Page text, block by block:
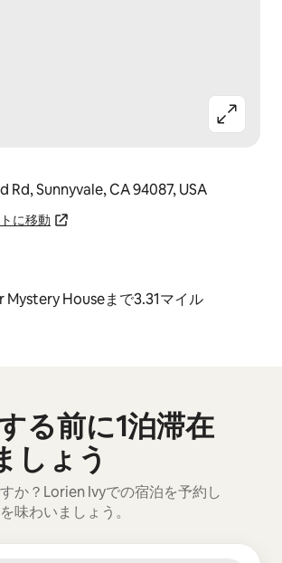
Rd, Sunnyvale, CA 94087, USA
に移動
Houseまで3.31マイル
る前に1泊滞在
しょう
か？Lorien Ivyでの宿泊を予約し
味わいましょう。